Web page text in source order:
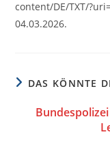
content/DE/TXT/
04.03.2026.
DAS KÖNNTE